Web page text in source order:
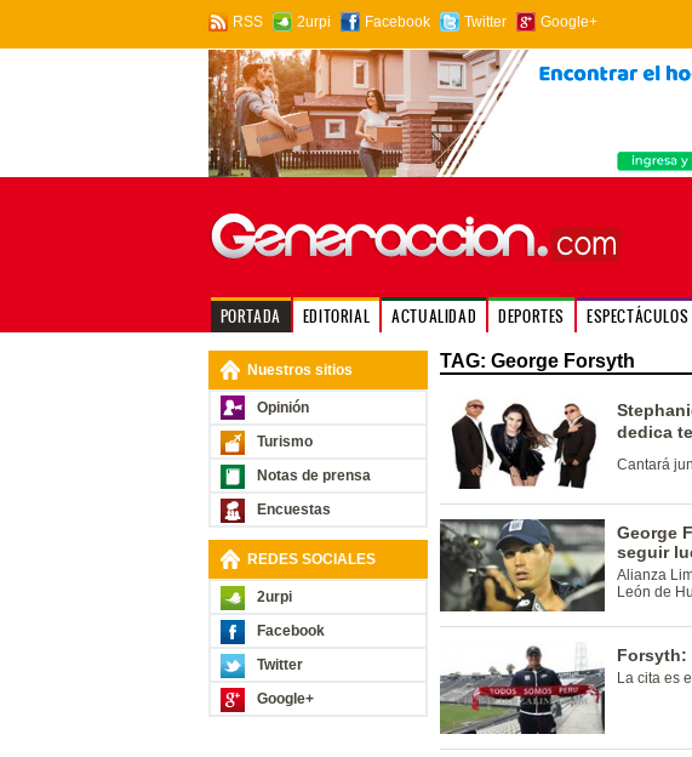
RSS 2urpi Facebook Twitter Google+
PORTADA EDITORIAL ACTUALIDAD DEPORTES ESPECTÁCULOS
Nuestros sitios
Opinión
Turismo
Notas de prensa
Encuestas
REDES SOCIALES
2urpi
Facebook
Twitter
Google+
TAG: George Forsyth
dedica
Cantará
George
seguir
Alianza
León de
Forsyth:
La cita es